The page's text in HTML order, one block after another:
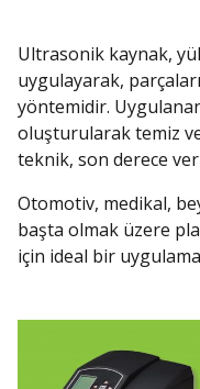
Ultrasonik kaynak,
uygulayarak,
yöntemidir.
oluşturularak temiz
teknik, son derece
Otomotiv, medikal,
başta olmak üzere
için ideal bir